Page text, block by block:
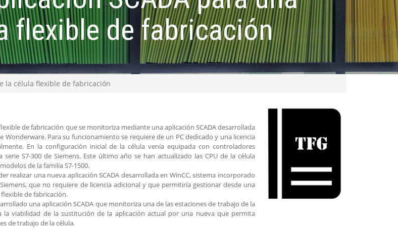
flexible de fabricación
la célula flexible de fabricación
de fabricación que se monitoriza mediante una aplicación SCADA desarrollada
Wonderware. Para su funcionamiento se requiere de un PC dedicado y una licencia
En la configuración inicial de la célula venía equipada con controladores
serie S7-300 de Siemens. Este último año se han actualizado las CPU de la célula
de la familia S7-1500.
realizar una nueva aplicación SCADA desarrollada en WinCC, sistema incorporado
que no requiere de licencia adicional y que permitiría gestionar desde una
de fabricación.
una aplicación SCADA que monitoriza una de las estaciones de trabajo de la
la viabilidad de la sustitución de la aplicación actual por una nueva que permita
de trabajo de la célula.